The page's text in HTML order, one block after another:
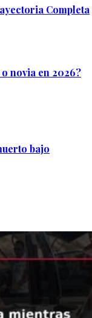
Completa
novia en 2026?
bajo